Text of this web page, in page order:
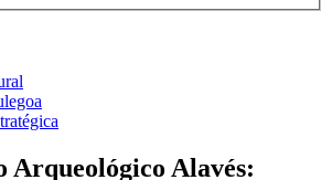
Alavés: